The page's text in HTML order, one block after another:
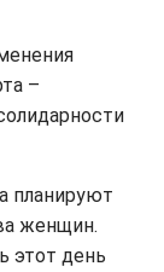
–
планируют
женщин.
этот день